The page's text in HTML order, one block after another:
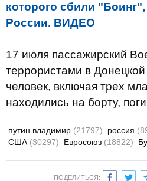
которого сбили
России. ВИДЕО
17 июля пассажирский
террористами в
человек, включая трех
находились на борту,
путин владимир (21797) россия
США (30297) Евросоюз (18822)
ПОДЕЛИТЬСЯ: